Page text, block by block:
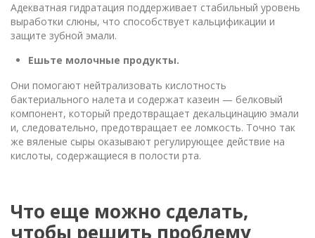
Адекватная гидратация поддерживает стабильный уровень
выработки слюны, что способствует кальцификации и
защите зубной эмали.
Ешьте молочные продукты.
Они помогают нейтрализовать кислотность
бактериального налета и содержат казеин — белковый
компонент, который предотвращает декальцинацию эмали
и, следовательно, предотвращает ее ломкость. Точно так
же вяленые сыры оказывают регулирующее действие на
кислоты, содержащиеся в полости рта.
Что еще можно сделать,
чтобы решить проблему